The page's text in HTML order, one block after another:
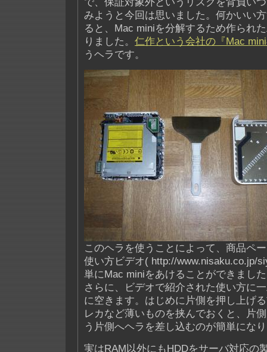
みようと今回は思いました。何かいい
ると、Mac miniを分解するため作られ
りました。 仁作という会社の『Mac
うヘラです。
このヘラを使うことによって、商品ペ
使い方ビデオ( http://www.nisaku.co.jp/
単にMac miniをあけることができまし
さらに、ビデオで紹介された使い方に
に空きます。はじめに片側を押し上げ
レカなど薄いものを挟んでおくと、片
う片側へヘラを差し込むのが簡単にな
実はRAM以外にもHDDをサーバ対応の